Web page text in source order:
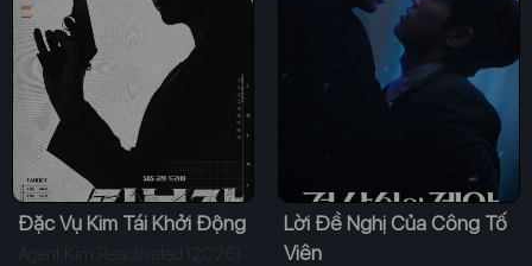
Đặc Vụ Kim Tái Khởi Động
Lời Đề Nghị Của Công Tố
Viên